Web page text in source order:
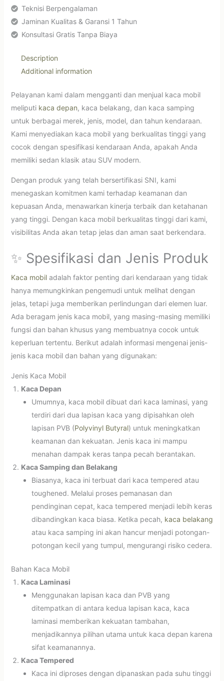
Teknisi Berpengalaman
Jaminan Kualitas & Garansi 1 Tahun
Konsultasi Gratis Tanpa Biaya
Description
Additional information
Pelayanan kami dalam mengganti dan menjual kaca mobil
meliputi kaca depan, kaca belakang, dan kaca samping
untuk berbagai merek, jenis, model, dan tahun kendaraan.
Kami menyediakan kaca mobil yang berkualitas tinggi yang
cocok dengan spesifikasi kendaraan Anda, apakah Anda
memiliki sedan klasik atau SUV modern.
Dengan produk yang telah bersertifikasi SNI, kami
menegaskan komitmen kami terhadap keamanan dan
kepuasan Anda, menawarkan kinerja terbaik dan ketahanan
yang tinggi. Dengan kaca mobil berkualitas tinggi dari kami,
visibilitas Anda akan tetap jelas dan aman saat berkendara.
✨ Spesifikasi dan Jenis Produk
Kaca mobiladalah faktor penting dari kendaraan yang tidak
hanya memungkinkan pengemudi untuk melihat dengan
jelas, tetapi juga memberikan perlindungan dari elemen luar.
Ada beragam jenis kaca mobil, yang masing-masing memiliki
fungsi dan bahan khusus yang membuatnya cocok untuk
keperluan tertentu. Berikut adalah informasi mengenai jenis-
jenis kaca mobil dan bahan yang digunakan:
Jenis Kaca Mobil
Kaca Depan
Umumnya, kaca mobil dibuat dari kaca laminasi, yang
terdiri dari dua lapisan kaca yang dipisahkan oleh
lapisan PVB (Polyvinyl Butyral) untuk meningkatkan
keamanan dan kekuatan. Jenis kaca ini mampu
menahan dampak keras tanpa pecah berantakan.
Kaca Samping dan Belakang
Biasanya, kaca ini terbuat dari kaca tempered atau
toughened. Melalui proses pemanasan dan
pendinginan cepat, kaca tempered menjadi lebih keras
dibandingkan kaca biasa. Ketika pecah, kaca belakang
atau kaca samping ini akan hancur menjadi potongan-
potongan kecil yang tumpul, mengurangi risiko cedera.
Bahan Kaca Mobil
Kaca Laminasi
Menggunakan lapisan kaca dan PVB yang
ditempatkan di antara kedua lapisan kaca, kaca
laminasi memberikan kekuatan tambahan,
menjadikannya pilihan utama untuk kaca depan karena
sifat keamanannya.
Kaca Tempered
Kaca ini diproses dengan dipanaskan pada suhu tinggi